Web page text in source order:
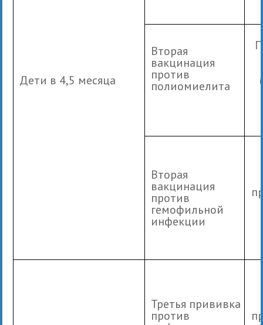
Дети в 4,5 месяца
Вторая
вакцинация
против
полиомиелита
Вторая
вакцинация
против
гемофильной
инфекции
Третья прививка
против